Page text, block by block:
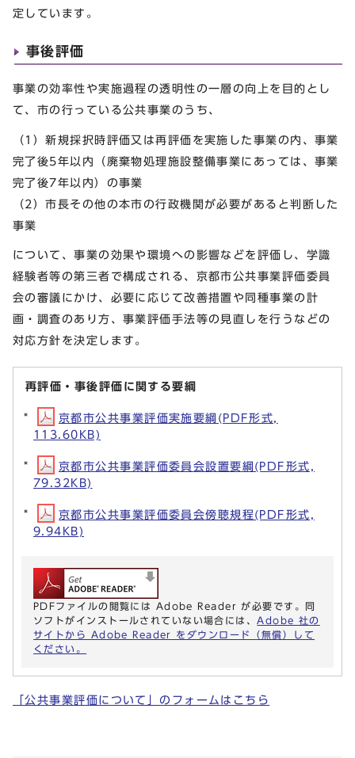
定しています。
事後評価
事業の効率性や実施過程の透明性の一層の向上を目的とし
て、市の行っている公共事業のうち、
（1）新規採択時評価又は再評価を実施した事業の内、事業
完了後5年以内（廃棄物処理施設整備事業にあっては、事業
完了後7年以内）の事業
（2）市長その他の本市の行政機関が必要があると判断した
事業
について、事業の効果や環境への影響などを評価し、学識
経験者等の第三者で構成される、京都市公共事業評価委員
会の審議にかけ、必要に応じて改善措置や同種事業の計
画・調査のあり方、事業評価手法等の見直しを行うなどの
対応方針を決定します。
再評価・事後評価に関する要綱
京都市公共事業評価実施要綱(PDF形式,
113.60KB)
京都市公共事業評価委員会設置要綱(PDF形式,
79.32KB)
京都市公共事業評価委員会傍聴規程(PDF形式,
9.94KB)
PDFファイルの閲覧には Adobe Reader が必要です。同
ソフトがインストールされていない場合には、Adobe 社の
サイトから Adobe Reader をダウンロード（無償）して
ください。
「公共事業評価について」のフォームはこちら